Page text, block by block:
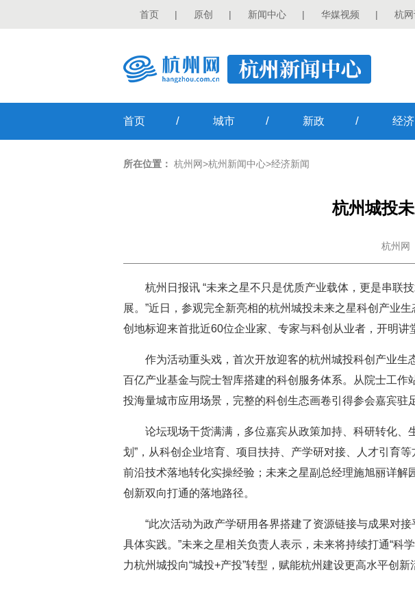
首页 | 原创 | 新闻中心 | 华媒视频 | 杭
首页 / 城市 / 新政 / 经济
所在位置： 杭州网>杭州新闻中心>经济新闻
杭州城投
杭州网
杭州日报讯 “未来之星不只是优质产业载体，更是串联
展。”近日，参观完全新亮相的杭州城投未来之星科创产业
创地标迎来首批近60位企业家、专家与科创从业者，开明讲
作为活动重头戏，首次开放迎客的杭州城投科创产业生
百亿产业基金与院士智库搭建的科创服务体系。从院士工
投海量城市应用场景，完整的科创生态画卷引得参会嘉宾驻
论坛现场干货满满，多位嘉宾从政策加持、科研转化、
划”，从科创企业培育、项目扶持、产学研对接、人才引育
前沿技术落地转化实操经验；未来之星副总经理施旭丽详解
创新双向打通的落地路径。
“此次活动为政产学研用各界搭建了资源链接与成果对
具体实践。”未来之星相关负责人表示，未来将持续打通“科
力杭州城投向“城投+产投”转型，赋能杭州建设更高水平创新